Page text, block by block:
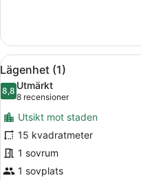
(2)
Öppna
alla
foton
för
Lägenhet
(1)
10
Lägenhet (1)
8,88,8 av 10
Utmärkt
8 recensioner
(8 recensioner)
Utsikt mot staden
15 kvadratmeter
1 sovrum
1 sovplats